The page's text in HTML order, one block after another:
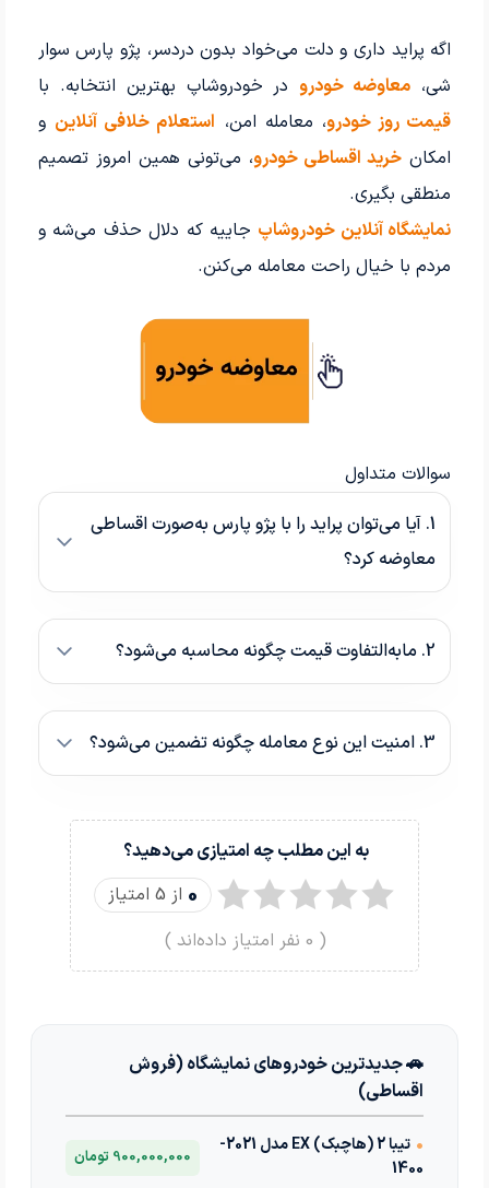
اگه پراید داری و دلت می‌خواد بدون دردسر، پژو پارس سوار
شی، معاوضه خودرودر خودروشاپ بهترین انتخابه. با
قیمت روز خودرو، معامله امن، استعلام خلافی آنلاین و
امکان خرید اقساطی خودرو، می‌تونی همین امروز تصمیم
منطقی بگیری.
نمایشگاه آنلاین خودروشاپ جاییه که دلال حذف می‌شه و
مردم با خیال راحت معامله می‌کنن.
سوالات متداول
1. آیا می‌توان پراید را با پژو پارس به‌صورت اقساطی
معاوضه کرد؟
2. مابه‌التفاوت قیمت چگونه محاسبه می‌شود؟
3. امنیت این نوع معامله چگونه تضمین می‌شود؟
به این مطلب چه امتیازی می‌دهید؟
0 از 5 امتیاز
(
0 نفر امتیاز داده‌اند )
🚗 جدیدترین خودروهای نمایشگاه (فروش
اقساطی)
•
تیبا 2 (هاچبک) EX مدل 2021-
1400
900,000,000 تومان